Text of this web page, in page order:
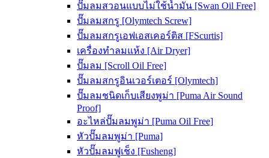
ปั๊มลมสวอนแบบไม่ใช้น้ำมัน [Swan Oil Free]
ปั๊มลมสกรู [Olymtech Screw]
ปั๊มลมสกรูเอฟเอสเคอร์ติส [FScurtis]
เครื่องทำลมแห้ง [Air Dryer]
ปั๊มลม [Scroll Oil Free]
ปั๊มลมสกรูอินเวอร์เตอร์ [Olymtech]
ปั๊มลมชนิดเก็บเสียงพูม่า [Puma Air Sound
Proof]
อะไหล่ปั๊มลมพูม่า [Puma Oil Free]
หัวปั๊มลมพูม่า [Puma]
หัวปั๊มลมฟูเช็ง [Fusheng]